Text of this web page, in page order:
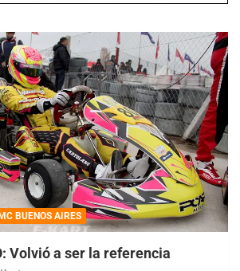
BUENOS AIRES
Volvió a ser la referencia